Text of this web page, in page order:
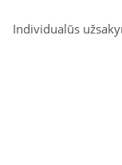
Individualūs